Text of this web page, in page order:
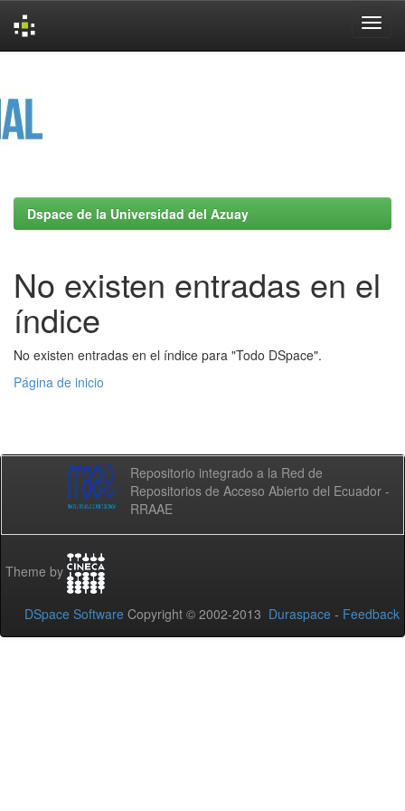
Dspace de la Universidad del Azuay
No existen entradas en el
índice
No existen entradas en el índice para "Todo DSpace".
Página de inicio
Repositorio integrado a la Red de
Repositorios de Acceso Abierto del Ecuador -
RRAAE
Theme by
DSpace Software Copyright © 2002-2013 Duraspace - Feedback